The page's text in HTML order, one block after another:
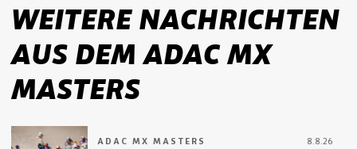
WEITERE NACHRICHTEN
AUS DEM ADAC MX
MASTERS
ADAC MX MASTERS 8.8.26